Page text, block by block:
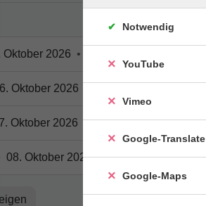
Oktober 2026 •
Oktober 2026
Oktober 2026 • 09:00 – 13:00 Uhr
08. Oktober 2026 • 09:00 – 13:00 Uhr
Notwendig
YouTube
Vimeo
Google-Translate
Google-Maps